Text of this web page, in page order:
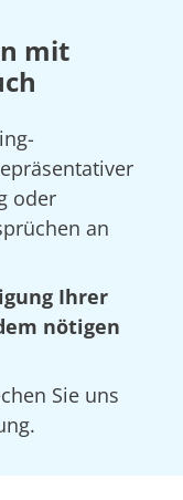
mit
oder
an
Ihrer
nötigen
Sie uns